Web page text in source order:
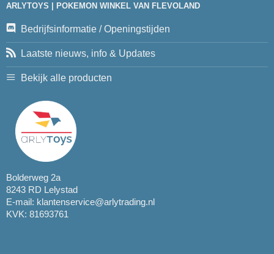
ARLYTOYS | POKEMON WINKEL VAN FLEVOLAND
Bedrijfsinformatie / Openingstijden
Laatste nieuws, info & Updates
Bekijk alle producten
Bolderweg 2a
8243 RD Lelystad
E-mail: klantenservice@arlytrading.nl
KVK: 81693761